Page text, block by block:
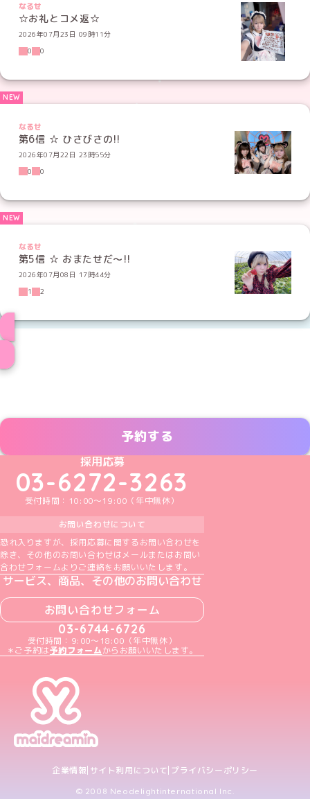
なるせ
☆お礼とコメ返☆
2026年07月23日 09時11分
0
0
なるせ
第6信 ☆ ひさびさの!!
2026年07月22日 23時55分
0
0
なるせ
第5信 ☆ おまたせだ〜!!
2026年07月08日 17時44分
1
2
予約する
めいどりーみんTikTok公式アカウント
めいどりーみんX公式アカウント
めいどりーみんInstagram公式アカウント
めいどりーみんFacebook公式アカウン
めいどりーみんYouTube公式アカ
採用応募
03-6272-3263
受付時間：10:00～19:00（年中無休）
お問い合わせについて
恐れ入りますが、採用応募に関するお問い合わせを
除き、その他のお問い合わせはメールまたはお問い
合わせフォームよりご連絡をお願いいたします。
サービス、商品、その他のお問い合わせ
お問い合わせフォーム
03-6744-6726
受付時間：9:00～18:00（年中無休）
＊ご予約は予約フォームからお願いいたします。
企業情報 サイト利用について プライバシーポリシー
© 2008 Neodelightinternational Inc.